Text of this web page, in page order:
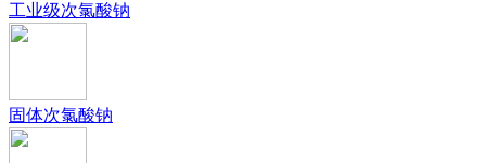
工业级次氯酸钠
固体次氯酸钠